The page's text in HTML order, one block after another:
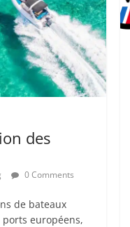
des
0 Comments
de bateaux
européens,